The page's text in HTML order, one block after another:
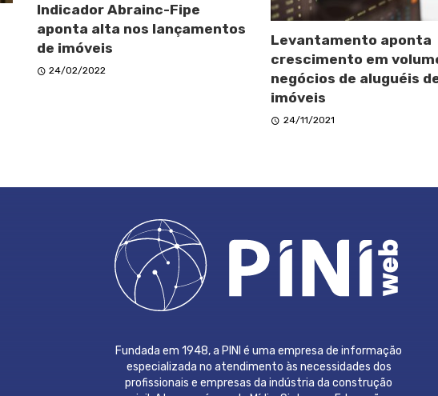
Indicador Abrainc-Fipe
aponta alta nos lançamentos
de imóveis
24/02/2022
Levantamento aponta
crescimento em
negócios de aluguéis
imóveis
24/11/2021
Fundada em 1948, a PINI é uma empresa de informação
especializada no atendimento às necessidades dos
profissionais e empresas da indústria da construção